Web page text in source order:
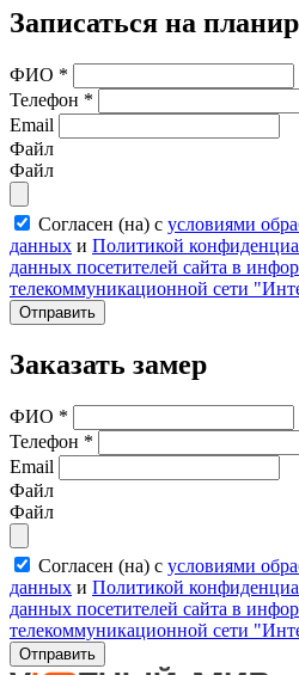
Записаться на
ФИО *
Телефон *
Email
Файл
Файл
Согласен (на) с условиями
данных и Политикой
данных посетителей сайта в
телекоммуникационной сети
Отправить
Заказать замер
ФИО *
Телефон *
Email
Файл
Файл
Согласен (на) с условиями
данных и Политикой
данных посетителей сайта в
телекоммуникационной сети
Отправить